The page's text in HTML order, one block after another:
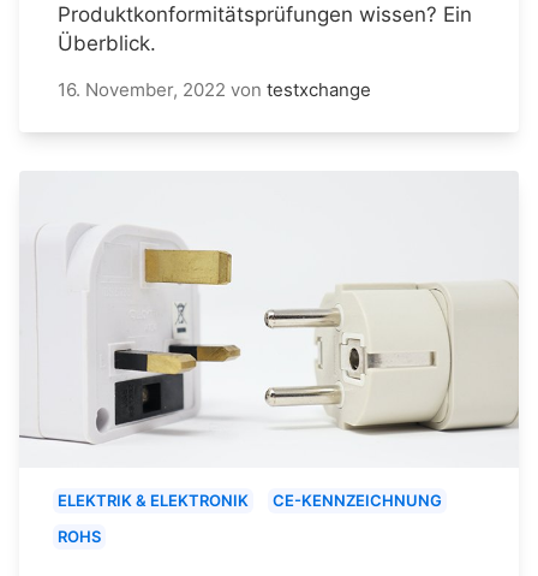
Produktkonformitätsprüfungen wissen? Ein
Überblick.
16. November, 2022 von testxchange
ELEKTRIK & ELEKTRONIK
CE-KENNZEICHNUNG
ROHS